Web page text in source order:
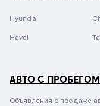
Hyundai
Haval
АВТО С ПРОБЕГОМ
Объявления о продаже